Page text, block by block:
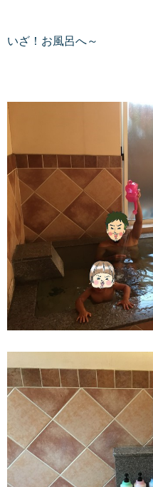
いざ！お風呂へ～